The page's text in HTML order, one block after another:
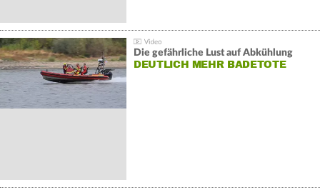
Die gefährliche Lust auf Abkühlung
DEUTLICH MEHR BADETOTE